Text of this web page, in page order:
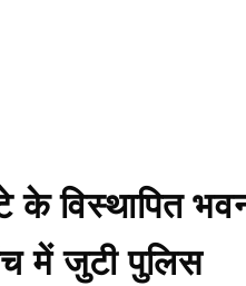
के विस्थापित
में जुटी पुलिस